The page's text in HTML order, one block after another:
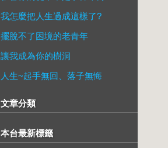
我怎麼把人生過成這樣了?
擺脫不了困境的老青年
讓我成為你的樹洞
人生~起手無回、落子無悔
文章分類
本台最新標籤